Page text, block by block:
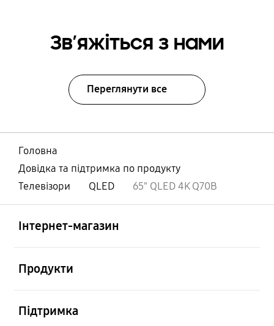
Зв’яжіться з нами
Переглянути все
Головна
Довідка та підтримка по продукту
Телевізори
QLED 65" QLED 4K Q70B
Інтернет-магазин
Продукти
Підтримка